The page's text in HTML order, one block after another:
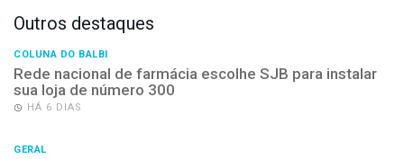
Outros destaques
COLUNA DO BALBI
Rede nacional de farmácia escolhe SJB para instalar
sua loja de número 300
HÁ 6 DIAS
GERAL